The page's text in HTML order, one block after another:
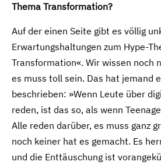
Thema Transformation?
Auf der einen Seite gibt es völlig
Erwartungshaltungen zum Hype-
Transformation«. Wir wissen noch
es muss toll sein. Das hat jemand
beschrieben: »Wenn Leute über
reden, ist das so, als wenn
Alle reden darüber, es muss ganz
noch keiner hat es gemacht. Es
und die Enttäuschung ist